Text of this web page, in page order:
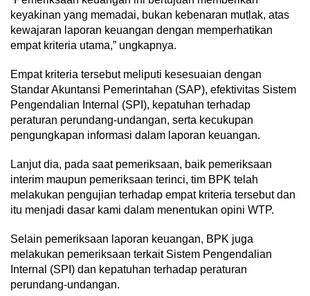
keyakinan yang memadai, bukan kebenaran mutlak, atas
kewajaran laporan keuangan dengan memperhatikan
empat kriteria utama,” ungkapnya.
Empat kriteria tersebut meliputi kesesuaian dengan
Standar Akuntansi Pemerintahan (SAP), efektivitas Sistem
Pengendalian Internal (SPI), kepatuhan terhadap
peraturan perundang-undangan, serta kecukupan
pengungkapan informasi dalam laporan keuangan.
Lanjut dia, pada saat pemeriksaan, baik pemeriksaan
interim maupun pemeriksaan terinci, tim BPK telah
melakukan pengujian terhadap empat kriteria tersebut dan
itu menjadi dasar kami dalam menentukan opini WTP.
Selain pemeriksaan laporan keuangan, BPK juga
melakukan pemeriksaan terkait Sistem Pengendalian
Internal (SPI) dan kepatuhan terhadap peraturan
perundang-undangan.